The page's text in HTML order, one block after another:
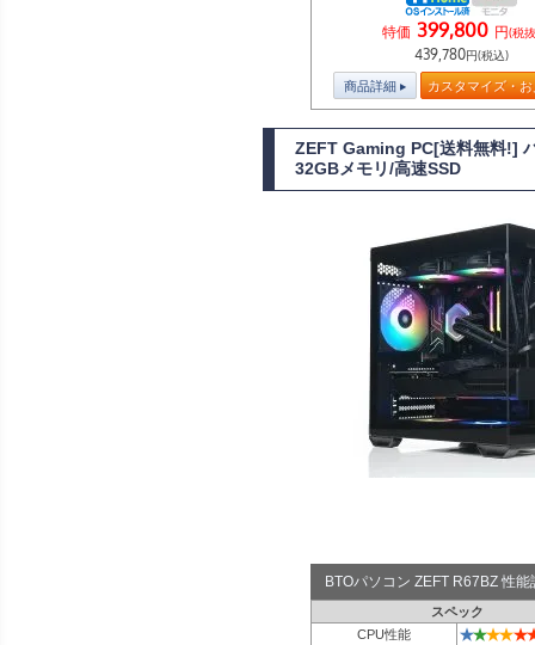
特価 399,800 円(税
439,780円(税込)
商品詳細 カスタマイズ・
ZEFT Gaming PC[送料無料!]
32GBメモリ/高速SSD
BTOパソコン ZEFT R67BZ 性
スペック
CPU性能
★★★★★